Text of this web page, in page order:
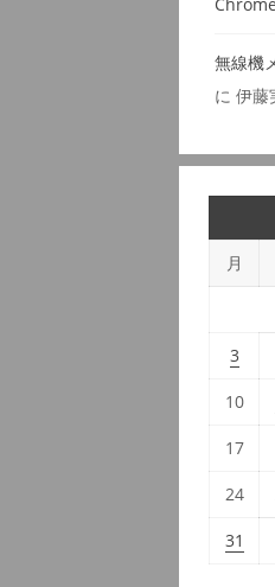
無線機
に 伊藤
月
3
10
17
24
31